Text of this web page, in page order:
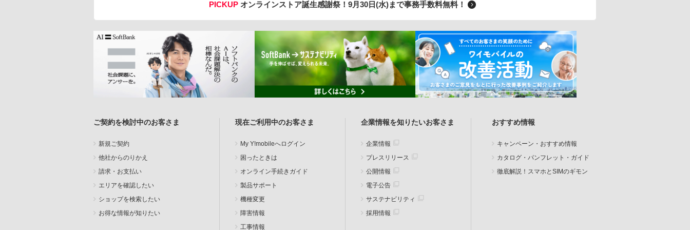
PICKUP オンラインストア誕生感謝祭！ 9月30日(水)まで事務手数料無料！
ご契約を検討中のお客さま
新規ご契約
他社からのりかえ
請求・お支払い
エリアを確認したい
ショップを検索したい
お得な情報が知りたい
現在ご利用中のお客さま
My Y!mobileへログイン
困ったときは
オンライン手続きガイド
製品サポート
機種変更
障害情報
工事情報
企業情報を知りたいお客さま
企業情報
プレスリリース
公開情報
電子公告
サステナビリティ
採用情報
おすすめ情報
キャンペーン・おすすめ情報
カタログ・パンフレット・ガイド
徹底解説！スマホとSIMのギモン